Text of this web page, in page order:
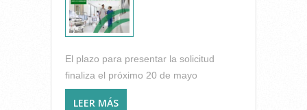
El plazo para presentar la solicitud
finaliza el próximo 20 de mayo
LEER MÁS